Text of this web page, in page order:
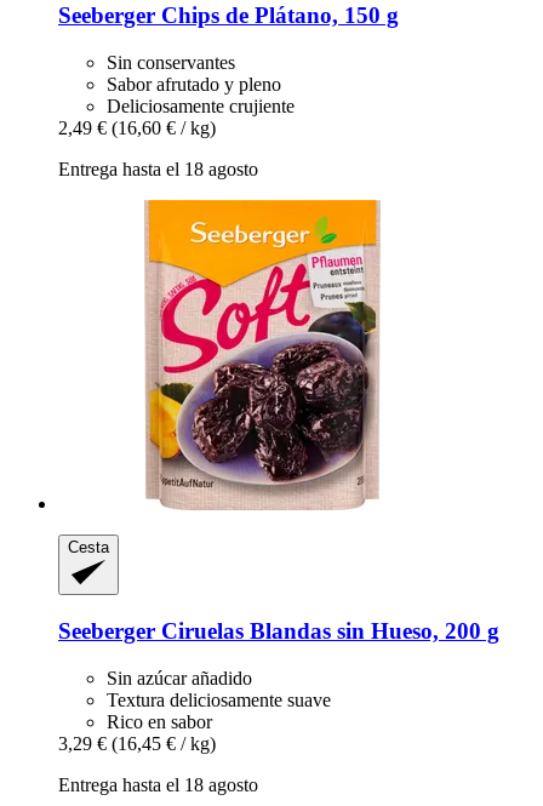
Seeberger Chips de Plátano, 150 g
Sin conservantes
Sabor afrutado y pleno
Deliciosamente crujiente
2,49 € (16,60 € / kg)
Entrega hasta el 18 agosto
Cesta
Seeberger Ciruelas Blandas sin Hueso, 200 g
Sin azúcar añadido
Textura deliciosamente suave
Rico en sabor
3,29 € (16,45 € / kg)
Entrega hasta el 18 agosto